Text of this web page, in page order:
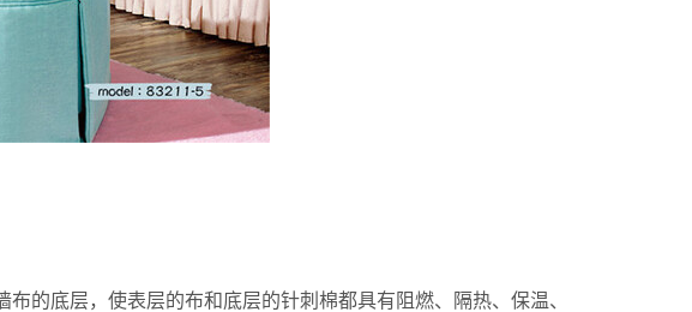
的底层，使表层的布和底层的针刺棉都具有阻燃、隔热、保温、